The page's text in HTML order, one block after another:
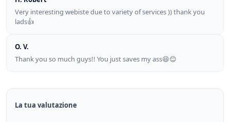
Very interesting webiste due to variety of services )) thank you
lads👍
O. V.
Thank you so much guys!! You just saves my ass😆😊
La tua valutazione